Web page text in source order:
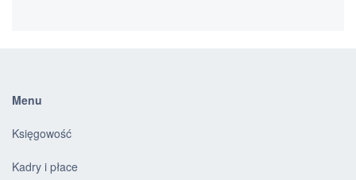
Menu
Księgowość
Kadry i płace